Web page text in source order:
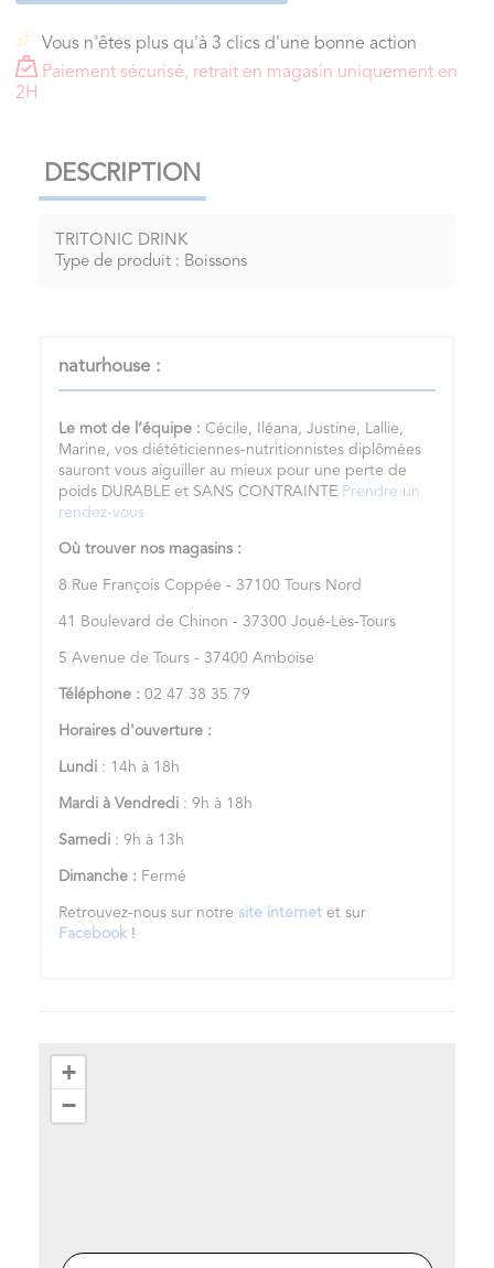
Vous n'êtes plus qu'à 3 clics d'une bonne action
Paiement sécurisé, retrait en magasin uniquement en
2H
DESCRIPTION
TRITONIC DRINK
Type de produit : Boissons
naturhouse :
Le mot de l’équipe : Cécile, Iléana, Justine, Lallie,
Marine, vos diététiciennes-nutritionnistes diplômées
sauront vous aiguiller au mieux pour une perte de
poids DURABLE et SANS CONTRAINTE Prendre un
rendez-vous
Où trouver nos magasins :
8 Rue François Coppée - 37100 Tours Nord
41 Boulevard de Chinon - 37300 Joué-Lès-Tours
5 Avenue de Tours - 37400 Amboise
Téléphone : 02 47 38 35 79
Horaires d'ouverture :
Lundi : 14h à 18h
Mardi à Vendredi : 9h à 18h
Samedi : 9h à 13h
Dimanche : Fermé
Retrouvez-nous sur notre site internet et sur
Facebook !
+
−